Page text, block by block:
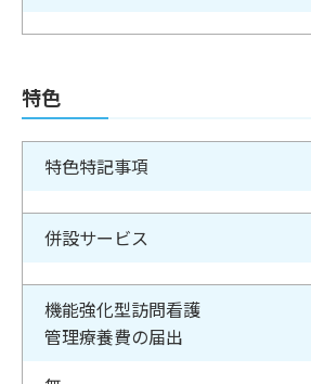
特色
特色特記事項
併設サービス
機能強化型訪問看護
管理療養費の届出